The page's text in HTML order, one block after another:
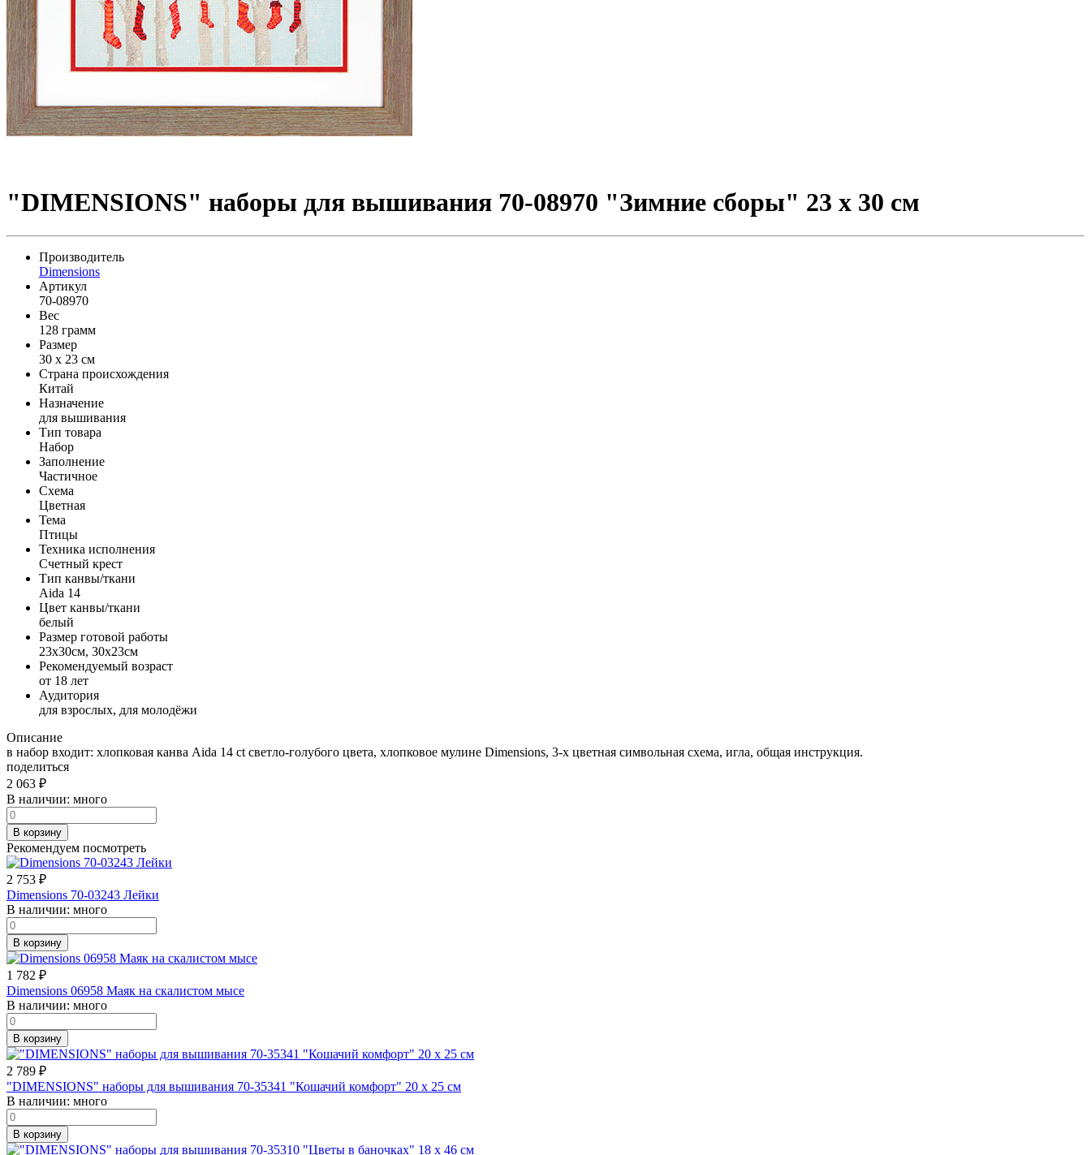
"DIMENSIONS" наборы для вышивания 70-08970 "Зимние сборы" 23 x 30 см
Производитель
Dimensions
Артикул
70-08970
Вес
128 грамм
Размер
30 x 23 см
Страна происхождения
Китай
Назначение
для вышивания
Тип товара
Набор
Заполнение
Частичное
Схема
Цветная
Тема
Птицы
Техника исполнения
Счетный крест
Тип канвы/ткани
Aida 14
Цвет канвы/ткани
белый
Размер готовой работы
23x30см, 30x23см
Рекомендуемый возраст
от 18 лет
Аудитория
для взрослых, для молодёжи
Описание
в набор входит: хлопковая канва Aida 14 ct светло-голубого цвета, хлопковое мулине Dimensions, 3-х цветная символьная схема, игла, общая инструкция.
поделиться
2 063 ₽
В наличии: много
В корзину
Рекомендуем посмотреть
2 753 ₽
Dimensions 70-03243 Лейки
В наличии: много
В корзину
1 782 ₽
Dimensions 06958 Маяк на скалистом мысе
В наличии: много
В корзину
2 789 ₽
"DIMENSIONS" наборы для вышивания 70-35341 "Кошачий комфорт" 20 x 25 см
В наличии: много
В корзину